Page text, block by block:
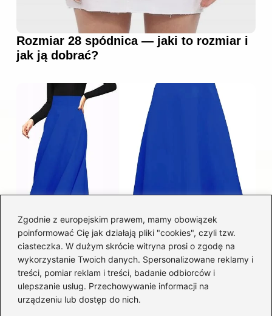
Zgodnie z europejskim prawem, mamy obowiązek
poinformować Cię jak działają pliki "cookies", czyli tzw.
ciasteczka. W dużym skrócie witryna prosi o zgodę na
wykorzystanie Twoich danych. Spersonalizowane reklamy i
treści, pomiar reklam i treści, badanie odbiorców i
ulepszanie usług. Przechowywanie informacji na
urządzeniu lub dostęp do nich.
Rozmiar 28 spódnica — jaki to rozmiar i
jak ją dobrać?
Łatwy sposób jak skrócić spódnicę z
półkoła w domu
Kategorie